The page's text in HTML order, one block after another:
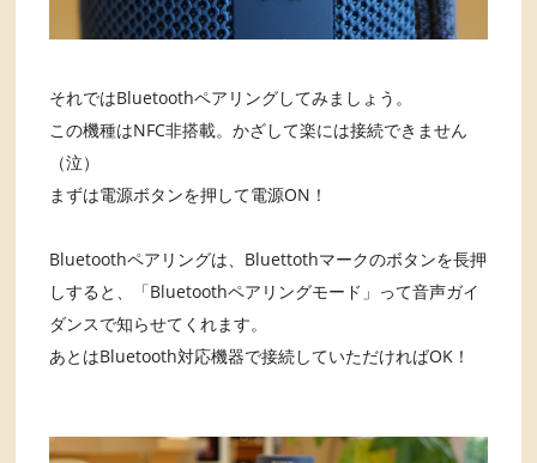
それではBluetoothペアリングしてみましょう。
この機種はNFC非搭載。かざして楽には接続できません
（泣）
まずは電源ボタンを押して電源ON！
Bluetoothペアリングは、Bluettothマークのボタンを長押
しすると、「Bluetoothペアリングモード」って音声ガイ
ダンスで知らせてくれます。
あとはBluetooth対応機器で接続していただければOK！